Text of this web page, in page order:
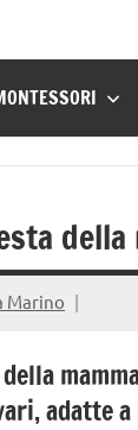
della
Marino
adatte